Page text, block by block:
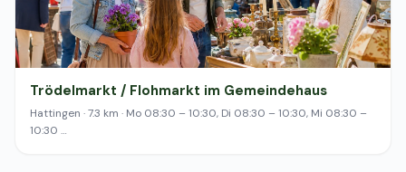
Trödelmarkt / Flohmarkt im Gemeindehaus
Hattingen · 7.3 km · Mo 08:30 – 10:30, Di 08:30 – 10:30, Mi 08:30 –
10:30 …